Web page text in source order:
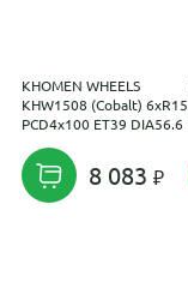
KHOMEN WHEELS
KHW1508 (Cobalt) 6xR15
PCD4x100 ET39 DIA56.6
8 083